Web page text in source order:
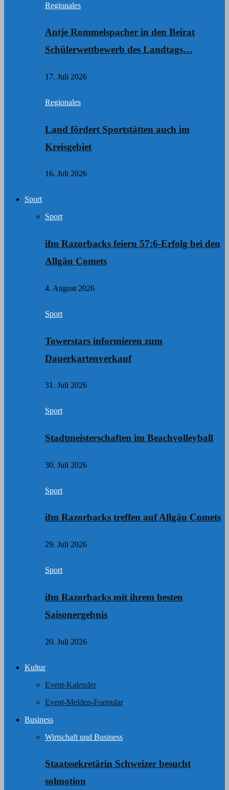
Regionales
Antje Rommelspacher in den Beirat
Schülerwettbewerb des Landtags…
17. Juli 2026
Regionales
Land fördert Sportstätten auch im
Kreisgebiet
16. Juli 2026
Sport
Sport
ifm Razorbacks feiern 57:6-Erfolg bei den
Allgäu Comets
4. August 2026
Sport
Towerstars informieren zum
Dauerkartenverkauf
31. Juli 2026
Sport
Stadtmeisterschaften im Beachvolleyball
30. Juli 2026
Sport
ifm Razorbacks treffen auf Allgäu Comets
29. Juli 2026
Sport
ifm Razorbacks mit ihrem besten
Saisonergebnis
20. Juli 2026
Kultur
Event-Kalender
Event-Melden-Formular
Business
Wirtschaft und Business
Staatssekretärin Schweizer besucht
solmotion